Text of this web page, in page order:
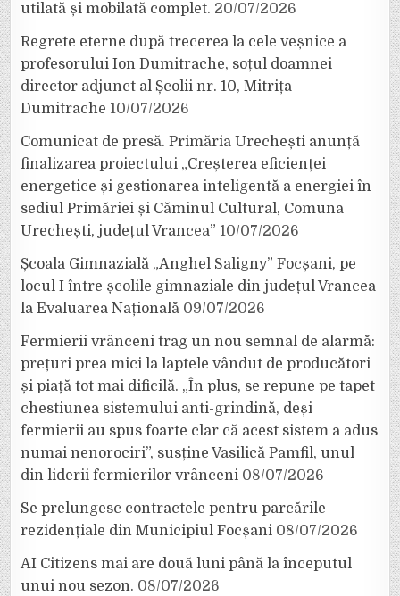
utilată și mobilată complet. 20/07/2026
Regrete eterne după trecerea la cele veșnice a
profesorului Ion Dumitrache, soțul doamnei
director adjunct al Școlii nr. 10, Mitrița
Dumitrache 10/07/2026
Comunicat de presă. Primăria Urechești anunță
finalizarea proiectului „Creșterea eficienței
energetice și gestionarea inteligentă a energiei în
sediul Primăriei și Căminul Cultural, Comuna
Urechești, județul Vrancea” 10/07/2026
Școala Gimnazială „Anghel Saligny” Focșani, pe
locul I între școlile gimnaziale din județul Vrancea
la Evaluarea Națională 09/07/2026
Fermierii vrânceni trag un nou semnal de alarmă:
prețuri prea mici la laptele vândut de producători
și piață tot mai dificilă. „În plus, se repune pe tapet
chestiunea sistemului anti-grindină, deși
fermierii au spus foarte clar că acest sistem a adus
numai nenorociri”, susține Vasilică Pamfil, unul
din liderii fermierilor vrânceni 08/07/2026
Se prelungesc contractele pentru parcările
rezidențiale din Municipiul Focșani 08/07/2026
AI Citizens mai are două luni până la începutul
unui nou sezon. 08/07/2026